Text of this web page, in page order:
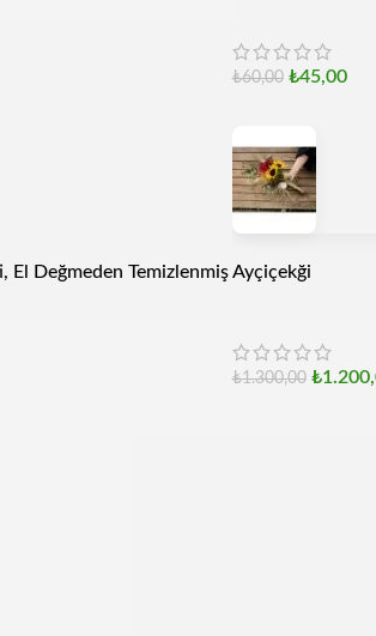
₺60,00 ₺45,00
El Değmeden TemizlenmişAyçiçekği
₺1.300,00 ₺